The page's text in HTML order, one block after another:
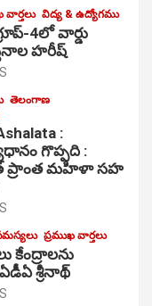
వార్తలు విద్య & ఉద్యోగము
4లో వార్డు
హరీష్
తెలంగాణ
:
గొప్పది :
ప్రాంత మహిళా సహ
ప్రముఖ వార్తలు
కేంద్రాల‌ను
శ్రీనాథ్